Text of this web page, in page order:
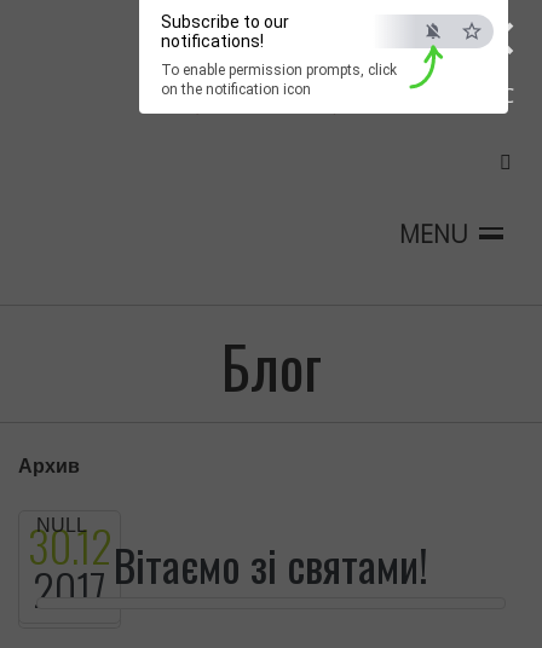
×
ESC
Subscribe to our
notifications!
To enable permission prompts, click
on the notification icon
MENU
Блог
Архив
30.12
2017
NULL
Вітаємо зі святами!